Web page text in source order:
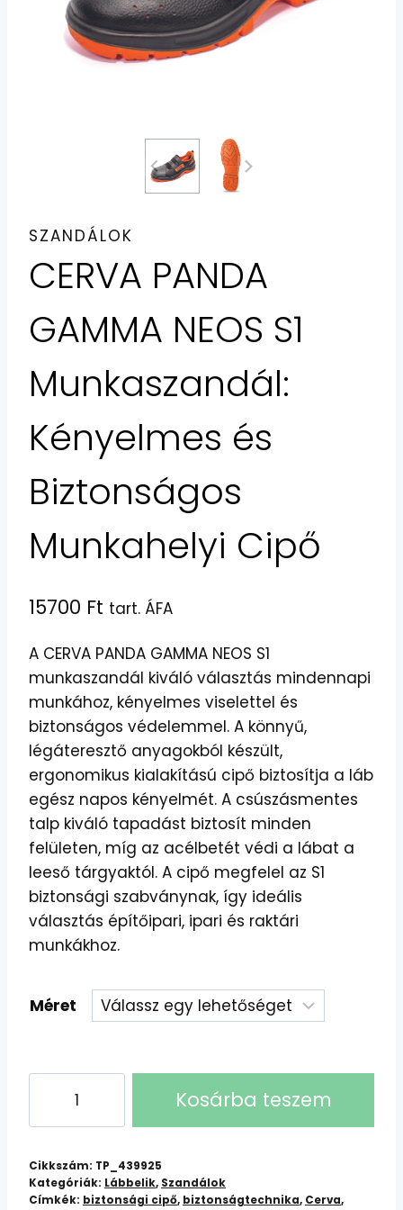
SZANDÁLOK
CERVA PANDA
GAMMA NEOS S1
Munkaszandál:
Kényelmes és
Biztonságos
Munkahelyi Cipő
15700 Ft tart. ÁFA
A CERVA PANDA GAMMA NEOS S1
munkaszandál kiváló választás mindennapi
munkához, kényelmes viselettel és
biztonságos védelemmel. A könnyű,
légáteresztő anyagokból készült,
ergonomikus kialakítású cipő biztosítja a láb
egész napos kényelmét. A csúszásmentes
talp kiváló tapadást biztosít minden
felületen, míg az acélbetét védi a lábat a
leeső tárgyaktól. A cipő megfelel az S1
biztonsági szabványnak, így ideális
választás építőipari, ipari és raktári
munkákhoz.
Méret
PANDA
GAMMA
NEOS
S1
Munkaszandál:
Kosárba teszem
Cikkszám: TP_439925
Kategóriák: Lábbelik, Szandálok
Címkék: biztonsági cipő, biztonságtechnika, Cerva,